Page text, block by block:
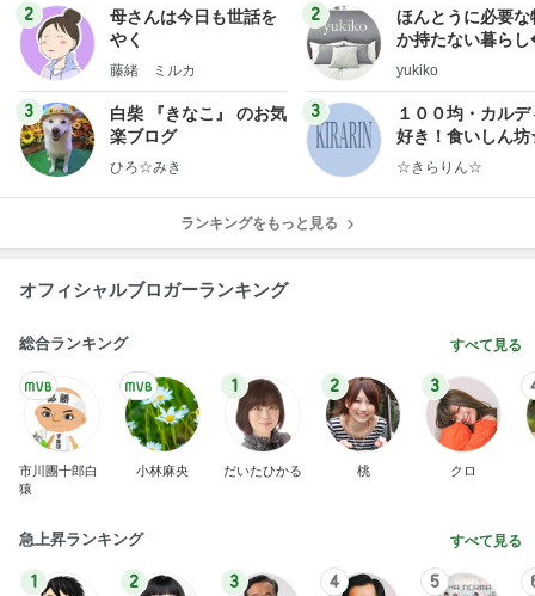
2
母さんは今日も世話を
やく
藤緒 ミルカ
3
白柴 『きなこ』 のお気
楽ブログ
ひろ☆みき
2
ほんとうに必要な
か持たない暮ら
ep Life Simple◆
yukiko
3
１００均・カルデ
好き！食いしん
らりん☆のブログ
☆きらりん☆
ランキングをもっと見る
オフィシャルブロガーランキング
総合ランキング すべて見る
市川團十郎白
猿
小林麻央
1
だいたひかる
2
桃
3
クロ
急上昇ランキング すべて見る
1 2 3 4 5